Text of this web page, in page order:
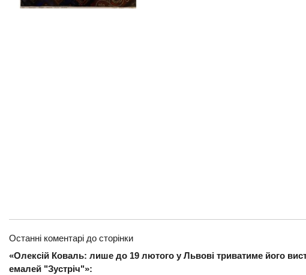
Останні коментарі до сторінки
«Олексій Коваль: лише до 19 лютого у Львові триватиме його
емалей "Зустріч"»: